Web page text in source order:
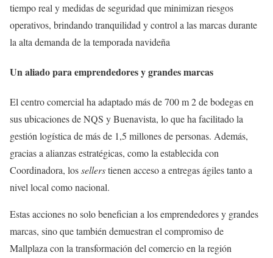
tiempo real y medidas de seguridad que minimizan riesgos
operativos, brindando tranquilidad y control a las marcas durante
la alta demanda de la temporada navideña
Un aliado para emprendedores y grandes marcas
El centro comercial ha adaptado más de 700 m 2 de bodegas en
sus ubicaciones de NQS y Buenavista, lo que ha facilitado la
gestión logística de más de 1,5 millones de personas. Además,
gracias a alianzas estratégicas, como la establecida con
Coordinadora, lossellerstienen acceso a entregas ágiles tanto a
nivel local como nacional.
Estas acciones no solo benefician a los emprendedores y grandes
marcas, sino que también demuestran el compromiso de
Mallplaza con la transformación del comercio en la región